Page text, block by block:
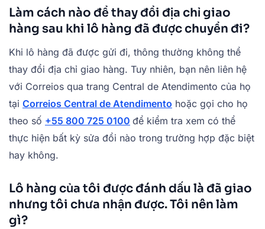
Làm cách nào để thay đổi địa chỉ giao
hàng sau khi lô hàng đã được chuyển đi?
Khi lô hàng đã được gửi đi, thông thường không thể
thay đổi địa chỉ giao hàng. Tuy nhiên, bạn nên liên hệ
với Correios qua trang Central de Atendimento của họ
tại Correios Central de Atendimento hoặc gọi cho họ
theo số +55 800 725 0100 để kiểm tra xem có thể
thực hiện bất kỳ sửa đổi nào trong trường hợp đặc biệt
hay không.
Lô hàng của tôi được đánh dấu là đã giao
nhưng tôi chưa nhận được. Tôi nên làm
gì?